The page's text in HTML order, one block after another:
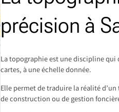
précision à
La topographie est une discipline qui
cartes, à une échelle donnée.
Elle permet de traduire la réalité
de construction ou de gestion